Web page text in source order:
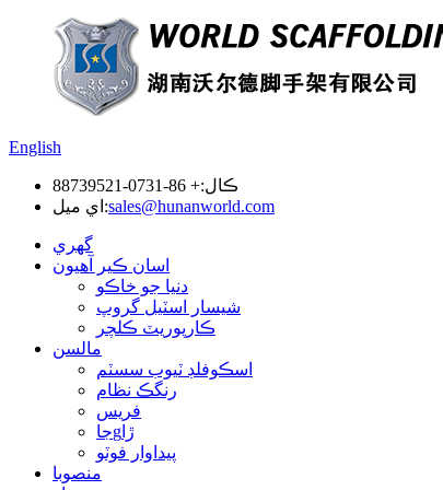
English
ڪال:+ 86-0731-88739521
اي ميل:sales@hunanworld.com
گهري
اسان ڪير آهيون
دنيا جو خاڪو
شيسار اسٽيل گروپ
ڪارپوريٽ ڪلچر
مالسن
اسڪوفلڊ ٽيوب سسٽم
رنگڪ نظام
فريس
جاgڙا
پيداوار فوٽو
منصوبا